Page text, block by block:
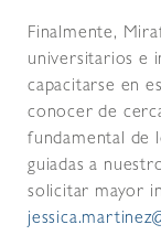
Finalmente,
universitarios e
capacitarse en
conocer de
fundamental de
guiadas a
solicitar mayor